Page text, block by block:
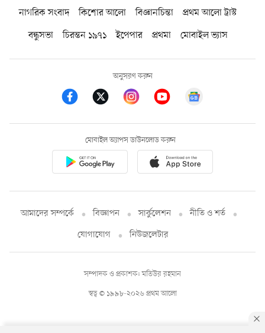
নাগরিক সংবাদ কিশোর আলো বিজ্ঞানচিন্তা
প্রথম আলো ট্রাস্ট
বন্ধুসভা
চিরন্তন ১৯৭১ ইপেপার প্রথমা মোবাইল ভ্যাস
অনুসরণ করুন
মোবাইল অ্যাপস ডাউনলোড করুন
আমাদের সম্পর্কে বিজ্ঞাপন সার্কুলেশন
নীতি ও শর্ত
যোগাযোগ
নিউজলেটার
স্বত্ব © ১৯৯৮-২০২৬ প্রথম আলো
সম্পাদক ও প্রকাশক: মতিউর রহমান